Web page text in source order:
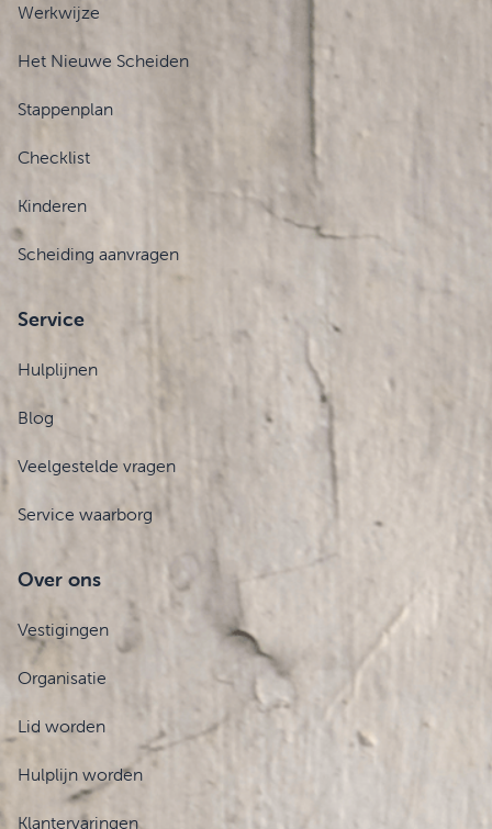
Werkwijze
Het Nieuwe Scheiden
Stappenplan
Checklist
Kinderen
Scheiding aanvragen
Service
Hulplijnen
Blog
Veelgestelde vragen
Service waarborg
Over ons
Vestigingen
Organisatie
Lid worden
Hulplijn worden
Klantervaringen